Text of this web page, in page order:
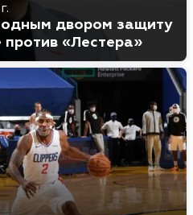
двором защиту
«Лестера»